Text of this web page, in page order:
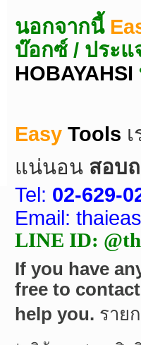
นอกจากนี้
บ๊อกซ์ / ประแ
HOBAYAHSI
Easy Tools
แน่นอน สอบ
Tel: 02-629-
Email:
LINE ID:
If you have
free to
help you. ราย